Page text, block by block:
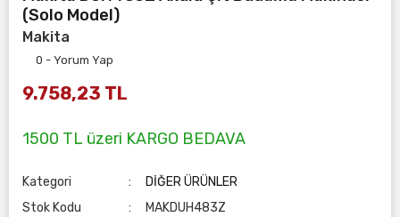
(Solo Model)
Makita
0 - Yorum Yap
9.758,23 TL
1500 TL üzeri KARGO BEDAVA
Kategori
DİĞER ÜRÜNLER
Stok Kodu
MAKDUH483Z